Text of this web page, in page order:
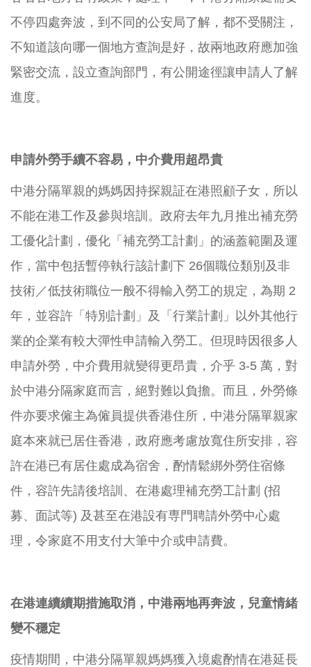
不停四處奔波，到不同的公安局了解，都不受關注，
不知道該向哪一個地方查詢是好，故兩地政府應加強
緊密交流，設立查詢部門，有公開途徑讓申請人了解
進度。
申請外勞手續不容易，中介費用超昂貴
中港分隔單親的媽媽因持探親証在港照顧子女，所以
不能在港工作及參與培訓。政府去年九月推出補充勞
工優化計劃，優化「補充勞工計劃」的涵蓋範圍及運
作，當中包括暫停執行該計劃下 26個職位類別及非
技術／低技術職位一般不得輸入勞工的規定，為期 2
年，並容許「特別計劃」及「行業計劃」以外其他行
業的企業有較大彈性申請輸入勞工。但現時因很多人
申請外勞，中介費用就變得更昂貴，介乎 3-5 萬，對
於中港分隔家庭而言，絕對難以負擔。而且，外勞條
件亦要求僱主為僱員提供香港住所，中港分隔單親家
庭本來就已居住香港，政府應考慮放寬住所安排，容
許在港已有居住處成為宿舍，酌情鬆綁外勞住宿條
件，容許先請後培訓、在港處理補充勞工計劃 (招
募、面試等) 及甚至在港設有専門聘請外勞中心處
理，令家庭不用支付大筆中介或申請費。
在港連續續期措施取消，中港兩地再奔波，兒童情緒
變不穩定
疫情期間，中港分隔單親媽媽獲入境處酌情在港延長